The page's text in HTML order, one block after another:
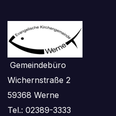
Gemeindebüro
Wichernstraße 2
59368 Werne
Tel.: 02389-3333